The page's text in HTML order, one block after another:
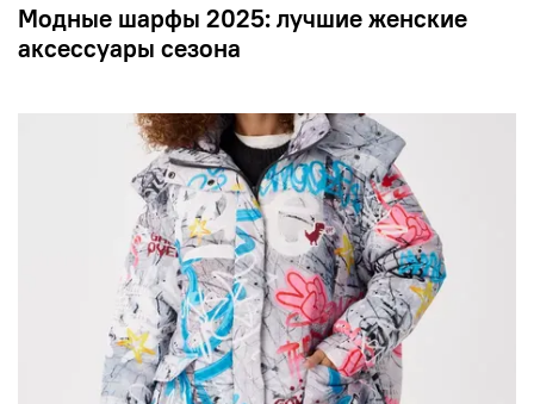
Модные шарфы 2025: лучшие женские
аксессуары сезона